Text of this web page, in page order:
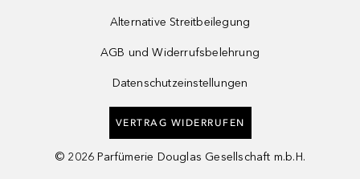
Alternative Streitbeilegung
AGB und Widerrufsbelehrung
Datenschutzeinstellungen
VERTRAG WIDERRUFEN
© 2026 Parfümerie Douglas Gesellschaft m.b.H.